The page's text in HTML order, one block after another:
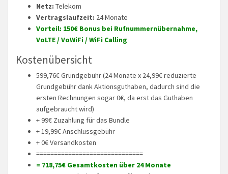
Netz: Telekom
Vertragslaufzeit: 24 Monate
Vorteil: 150€ Bonus bei Rufnummernübernahme,
VoLTE / VoWiFi / WiFi Calling
Kostenübersicht
599,76€ Grundgebühr (24 Monate x 24,99€ reduzierte
Grundgebühr dank Aktionsguthaben, dadurch sind die
ersten Rechnungen sogar 0€, da erst das Guthaben
aufgebraucht wird)
+ 99€ Zuzahlung für das Bundle
+ 19,99€ Anschlussgebühr
+ 0€ Versandkosten
==============================
= 718,75€ Gesamtkosten über 24 Monate